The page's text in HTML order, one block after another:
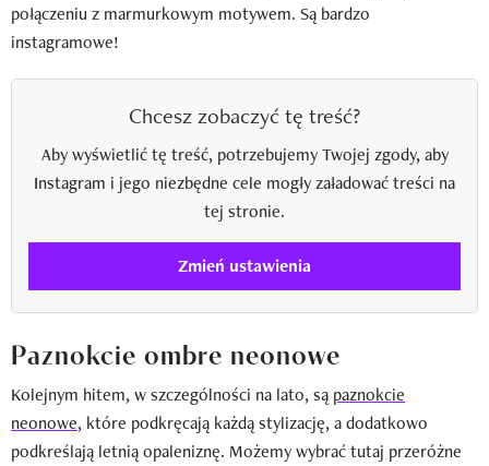
połączeniu z marmurkowym motywem. Są bardzo
instagramowe!
Chcesz zobaczyć tę treść?
Aby wyświetlić tę treść, potrzebujemy Twojej zgody, aby
Instagram i jego niezbędne cele mogły załadować treści na
tej stronie.
Zmień ustawienia
Paznokcie ombre neonowe
Kolejnym hitem, w szczególności na lato, są paznokcie
neonowe, które podkręcają każdą stylizację, a dodatkowo
podkreślają letnią opaleniznę. Możemy wybrać tutaj przeróżne